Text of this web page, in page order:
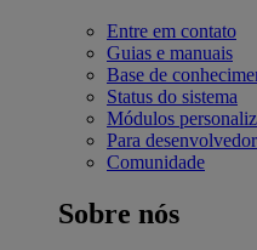
Entre em contato
Guias e manuais
Base de
Status do sistema
Módulos
Para
Comunidade
Sobre nós